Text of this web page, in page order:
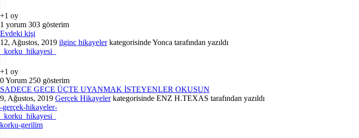
+1 oy
1 yorum 303 gösterim
Evdeki kişi
12, Ağustos, 2019 ilginç hikayelerkategorisindeYonca tarafından yazıldı
_korku_hikayesi_
+1 oy
0Yorum 250 gösterim
SADECE GECE ÜÇTE UYANMAK İSTEYENLER OKUSUN
9, Ağustos, 2019 Gerçek Hikayelerkategorisinde ENZ H.TEXAS tarafından yazıldı
-gerçek-hikayeler-
_korku_hikayesi_
korku-gerilim